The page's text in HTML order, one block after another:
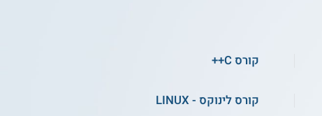
קורס פיתוח משחקי מחשב
ב-Construct 3
התחילו ללמוד
קורס C++
קורס לינוקס - LINUX